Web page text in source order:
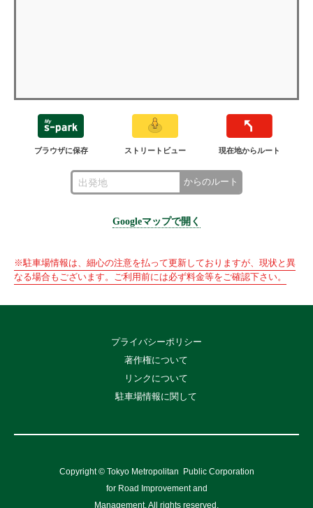
ブラウザに保存 ストリートビュー 現在地からルート
からのルート
Googleマップで開く
※駐車場情報は、細心の注意を払って更新しておりますが、現状と異
なる場合もございます。ご利用前には必ず料金等をご確認下さい。
プライバシーポリシー
著作権について
リンクについて
駐車場情報に関して
Copyright © Tokyo Metropolitan
Public Corporation
for Road Improvement and
Management, All rights reserved.